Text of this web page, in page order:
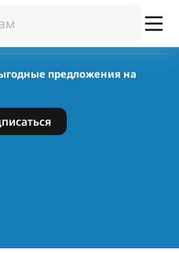
предложения на